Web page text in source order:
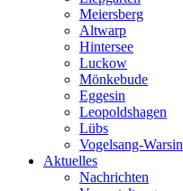
Meiersberg
Altwarp
Hintersee
Luckow
Mönkebude
Eggesin
Leopoldshagen
Lübs
Vogelsang-Warsin
Aktuelles
Nachrichten